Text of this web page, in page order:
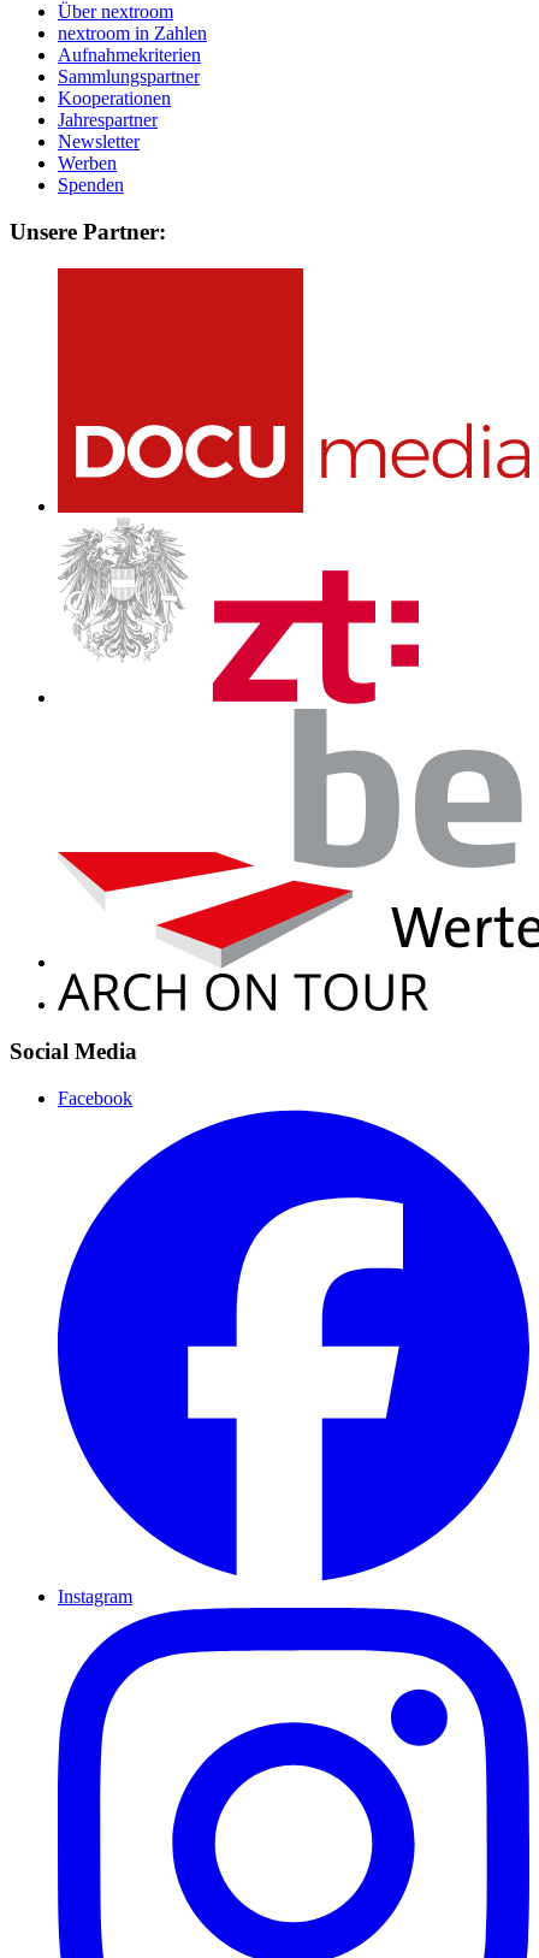
Über nextroom
nextroom in Zahlen
Aufnahmekriterien
Sammlungspartner
Kooperationen
Jahrespartner
Newsletter
Werben
Spenden
Unsere Partner:
Social Media
Facebook
Instagram